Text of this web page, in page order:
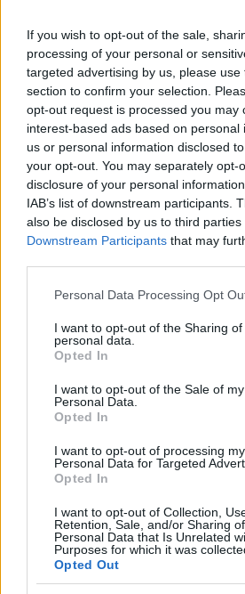
If you wish to opt-out of the sale,
processing of your personal or
targeted advertising by us, please
section to confirm your selection.
opt-out request is processed you may
interest-based ads based on personal
us or personal information disclosed
your opt-out. You may separately opt-
disclosure of your personal
IAB’s list of downstream participants.
also be disclosed by us to third parties
Downstream Participants that may
Please note that this website/app
not limited to your visit or usage
grant or deny consent to Google and
use your data for below specified
consent section.
Personal Data Processing Opt
I want to opt-out of the Sharing of
personal data.
Opted In
I want to opt-out of the Sale of my
Personal Data.
Opted In
I want to opt-out of processing my
Personal Data for Targeted
Opted In
I want to opt-out of Collection,
Retention, Sale, and/or Sharing
Personal Data that Is Unrelated
Purposes for which it was
Opted Out
AUTORE
AiAdhubMedia
Continua a leggere